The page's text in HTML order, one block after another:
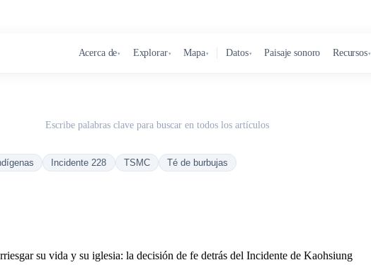
Acerca de▾ Explorar▾ Mapa▾ Datos▾ Paisaje sonoro Recursos▾
Escribe palabras clave para buscar en todos los artículos
Incidente 228 TSMC Té de burbujas
su vida y su iglesia: la decisión de fe detrás del Incidente de Kaohsiung